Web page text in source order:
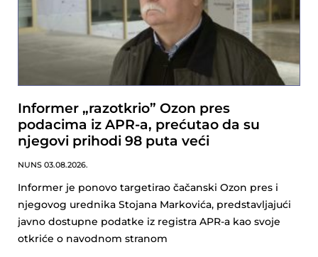
Informer „razotkrio” Ozon pres
podacima iz APR-a, prećutao da su
njegovi prihodi 98 puta veći
NUNS 03.08.2026.
Informer je ponovo targetirao čačanski Ozon pres i
njegovog urednika Stojana Markovića, predstavljajući
javno dostupne podatke iz registra APR-a kao svoje
otkriće o navodnom stranom